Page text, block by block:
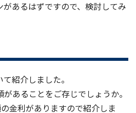
があるはずですので、検討してみ
紹介しました。
あることをご存じでしょうか。
金利がありますので紹介しま